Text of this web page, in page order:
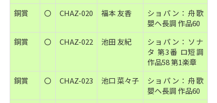
銅賞
〇 CHAZ-020 福本 友香
ショパン：舟歌
嬰ヘ長調 作品60
銅賞
〇 CHAZ-022 池田 友紀
ショパン：ソナ
タ 第3番 ロ短調
作品58 第1楽章
銅賞
〇 CHAZ-023 池口 菜々子
ショパン：舟歌
嬰ヘ長調 作品60